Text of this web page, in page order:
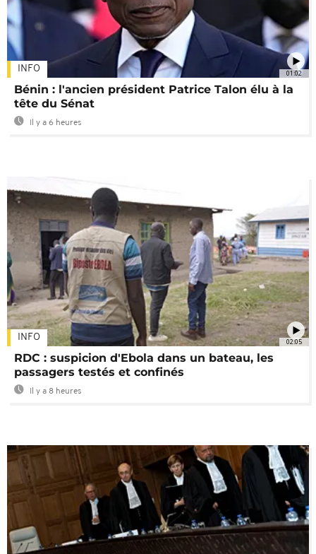
01:02
INFO
Bénin : l'ancien président Patrice Talon élu à la
tête du Sénat
Il y a 6 heures
02:05
INFO
RDC : suspicion d'Ebola dans un bateau, les
passagers testés et confinés
Il y a 8 heures